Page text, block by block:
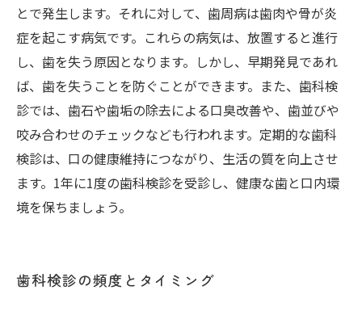
とで発生します。それに対して、歯周病は歯肉や骨が炎
症を起こす病気です。これらの病気は、放置すると進行
し、歯を失う原因となります。しかし、早期発見であれ
ば、歯を失うことを防ぐことができます。また、歯科検
診では、歯石や歯垢の除去による口臭改善や、歯並びや
咬み合わせのチェックなども行われます。定期的な歯科
検診は、口の健康維持につながり、生活の質を向上させ
ます。1年に1度の歯科検診を受診し、健康な歯と口内環
境を保ちましょう。
歯科検診の頻度とタイミング